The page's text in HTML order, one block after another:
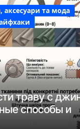
аксесуари та мода
траву с
способы и